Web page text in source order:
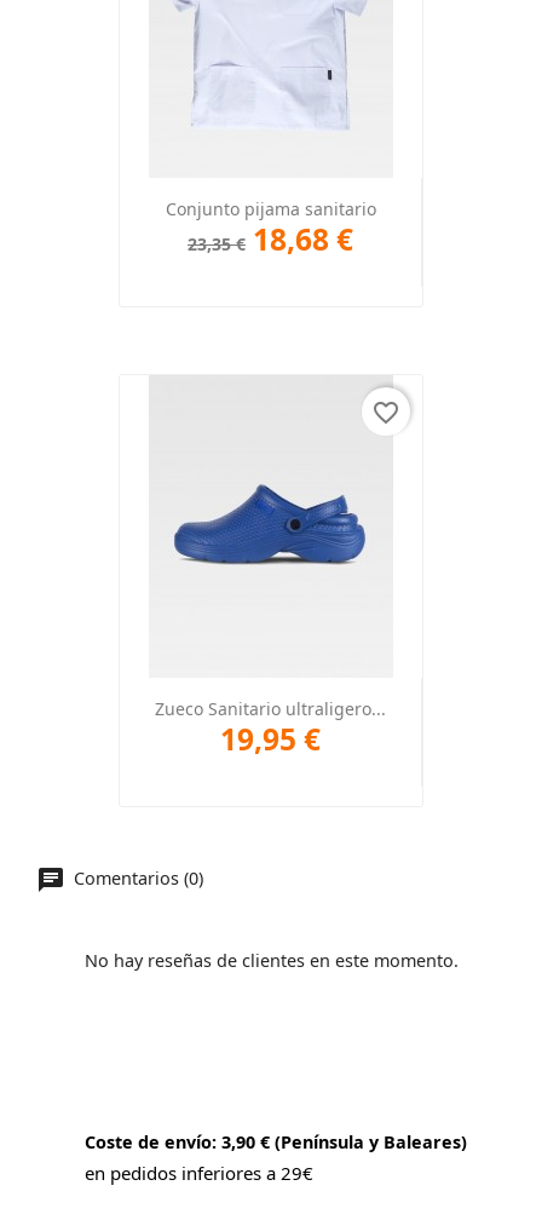
Conjunto pijama sanitario
23,35 € 18,68 €
Zueco Sanitario ultraligero...
19,95 €
favorite_border
Comentarios (0)
No hay reseñas de clientes en este momento.
Coste de envío: 3,90 € (Península y Baleares)
en pedidos inferiores a 29€